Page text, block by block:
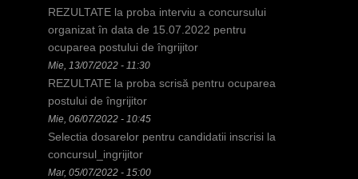
REZULTATE la proba interviu a concursului
organizat în data de 15.07.2022 pentru
ocuparea postului de îngrijitor
Mie, 13/07/2022 - 11:30
REZULTATE la proba scrisă pentru ocuparea
postului de îngrijitor
Mie, 06/07/2022 - 10:45
Selectia dosarelor pentru candidatii inscrisi la
concursul_ingrijitor
Mar, 05/07/2022 - 15:00